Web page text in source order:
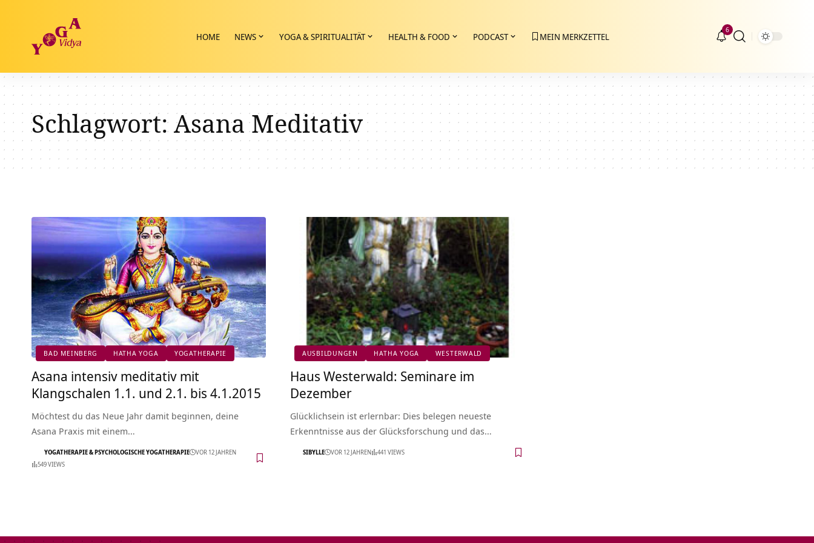
HOME NEWS YOGA & SPIRITUALITÄT HEALTH & FOOD PODCAST MEIN MERKZETTEL
6
Schlagwort:Asana Meditativ
BAD MEINBERG HATHA YOGA YOGATHERAPIE
Asana intensiv meditativ mit
Klangschalen 1.1. und 2.1. bis 4.1.2015
Möchtest du das Neue Jahr damit beginnen, deine
Asana Praxis mit einem…
YOGATHERAPIE & PSYCHOLOGISCHE YOGATHERAPIE
VOR 12 JAHREN
549 VIEWS
AUSBILDUNGEN HATHA YOGA WESTERWALD
Haus Westerwald: Seminare im
Dezember
Glücklichsein ist erlernbar: Dies belegen neueste
Erkenntnisse aus der Glücksforschung und das…
SIBYLLE VOR 12 JAHREN 441 VIEWS